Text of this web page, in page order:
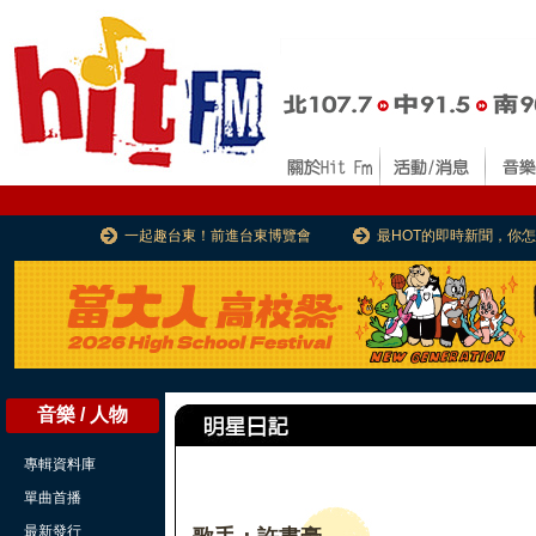
一起趣台東！前進台東博覽會 最HOT的即時新聞，你
音樂 / 人物
專輯資料庫
單曲首播
最新發行